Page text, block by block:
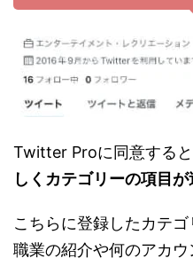
Twitter Proに同意すると
しくカテゴリーの項目が
こちらに登録したカテゴ
職業の紹介や何のアカ